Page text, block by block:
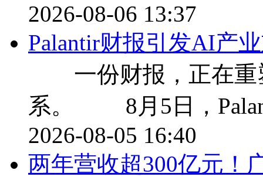
2026-08-06 13:37
Palantir财报引发AI产
一份财报，正在重
系。 8月5日，
2026-08-05 16:40
两年营收超300亿元！